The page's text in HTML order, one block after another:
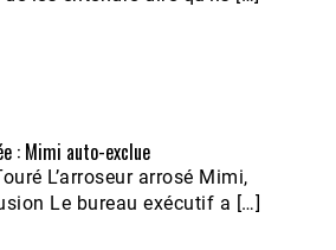
: Mimi auto-exclue
L’arroseur arrosé Mimi,
Le bureau exécutif a […]